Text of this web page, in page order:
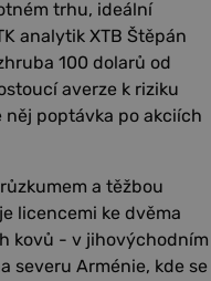
trhu, ideální
analytik XTB Štěpán
100 dolarů od
averze k riziku
poptávka po akciích
a těžbou
licencemi ke dvěma
kovů - v jihovýchodním
severu Arménie, kde se